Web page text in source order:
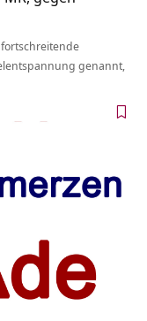
fortschreitende
genannt,